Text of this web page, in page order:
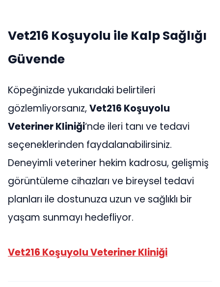
Vet216 Koşuyolu ile Kalp Sağlığı
Güvende
Köpeğinizde yukarıdaki belirtileri
gözlemliyorsanız, Vet216 Koşuyolu
Veteriner Kliniği‘nde ileri tanı ve tedavi
seçeneklerinden faydalanabilirsiniz.
Deneyimli veteriner hekim kadrosu, gelişmiş
görüntüleme cihazları ve bireysel tedavi
planları ile dostunuza uzun ve sağlıklı bir
yaşam sunmayı hedefliyor.
Vet216 Koşuyolu Veteriner Kliniği